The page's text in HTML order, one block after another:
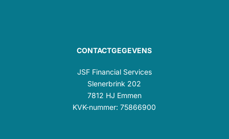
CONTACTGEGEVENS
JSF Financial Services
Slenerbrink 202
7812 HJ Emmen
KVK-nummer: 75866900